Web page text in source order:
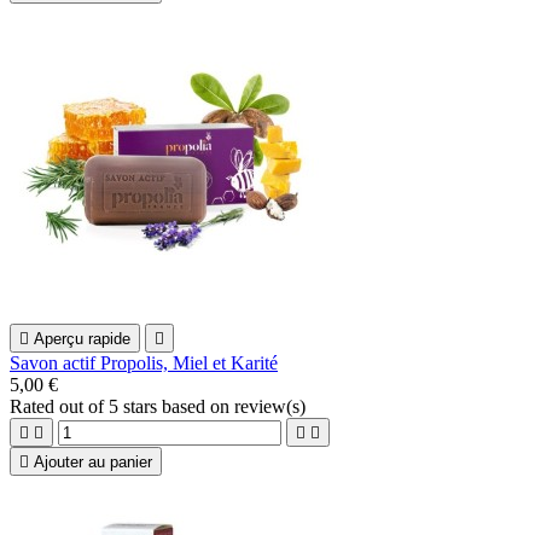
 Aperçu rapide 
Savon actif Propolis, Miel et Karité
5,00 €
Rated out of 5 stars based on review(s)
   
 Ajouter au panier